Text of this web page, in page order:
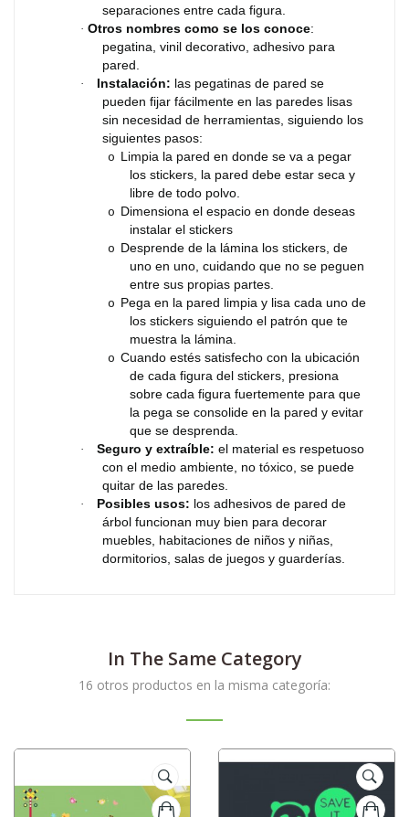
separaciones entre cada figura.
· Otros nombres como se los conoce:
pegatina, vinil decorativo, adhesivo para
pared.
· Instalación: las pegatinas de pared se
pueden fijar fácilmente en las paredes lisas
sin necesidad de herramientas, siguiendo los
siguientes pasos:
o Limpia la pared en donde se va a pegar
los stickers, la pared debe estar seca y
libre de todo polvo.
o Dimensiona el espacio en donde deseas
instalar el stickers
o Desprende de la lámina los stickers, de
uno en uno, cuidando que no se peguen
entre sus propias partes.
o Pega en la pared limpia y lisa cada uno de
los stickers siguiendo el patrón que te
muestra la lámina.
o Cuando estés satisfecho con la ubicación
de cada figura del stickers, presiona
sobre cada figura fuertemente para que
la pega se consolide en la pared y evitar
que se desprenda.
· Seguro y extraíble: el material es respetuoso
con el medio ambiente, no tóxico, se puede
quitar de las paredes.
· Posibles usos: los adhesivos de pared de
árbol funcionan muy bien para decorar
muebles, habitaciones de niños y niñas,
dormitorios, salas de juegos y guarderías.
In The Same Category
16 otros productos en la misma categoría: